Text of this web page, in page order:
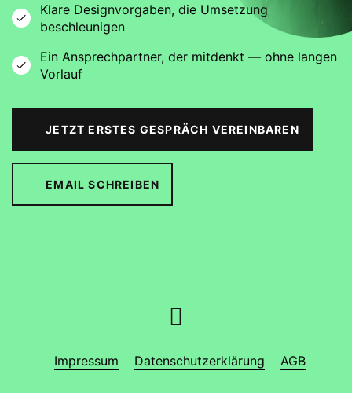
Klare Designvorgaben, die Umsetzung
beschleunigen
Ein Ansprechpartner, der mitdenkt — ohne langen
Vorlauf
JETZT ERSTES GESPRÄCH VEREINBAREN
EMAIL SCHREIBEN
Impressum Datenschutzerklärung AGB